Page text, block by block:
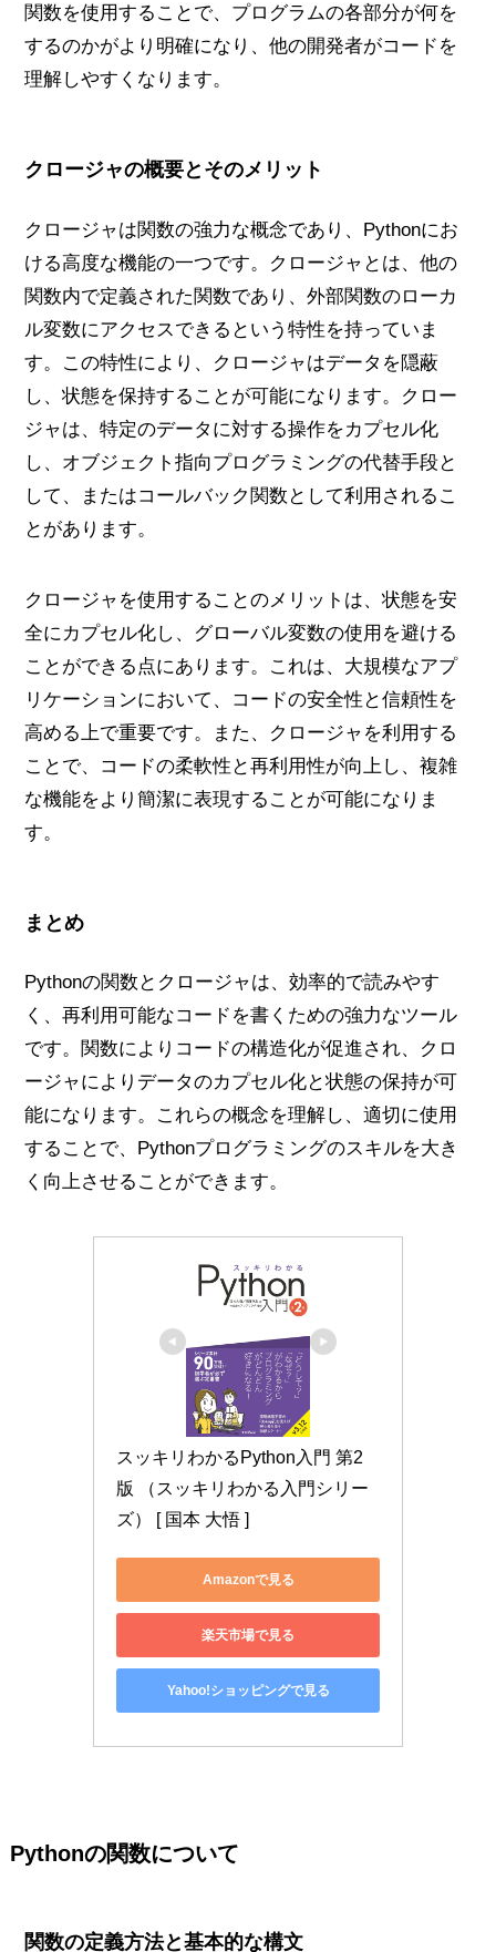
関数を使用することで、プログラムの各部分が何を
するのかがより明確になり、他の開発者がコードを
理解しやすくなります。
クロージャの概要とそのメリット
クロージャは関数の強力な概念であり、Pythonにお
ける高度な機能の一つです。クロージャとは、他の
関数内で定義された関数であり、外部関数のローカ
ル変数にアクセスできるという特性を持っていま
す。この特性により、クロージャはデータを隠蔽
し、状態を保持することが可能になります。クロー
ジャは、特定のデータに対する操作をカプセル化
し、オブジェクト指向プログラミングの代替手段と
して、またはコールバック関数として利用されるこ
とがあります。
クロージャを使用することのメリットは、状態を安
全にカプセル化し、グローバル変数の使用を避ける
ことができる点にあります。これは、大規模なアプ
リケーションにおいて、コードの安全性と信頼性を
高める上で重要です。また、クロージャを利用する
ことで、コードの柔軟性と再利用性が向上し、複雑
な機能をより簡潔に表現することが可能になりま
す。
まとめ
Pythonの関数とクロージャは、効率的で読みやす
く、再利用可能なコードを書くための強力なツール
です。関数によりコードの構造化が促進され、クロ
ージャによりデータのカプセル化と状態の保持が可
能になります。これらの概念を理解し、適切に使用
することで、Pythonプログラミングのスキルを大き
く向上させることができます。
スッキリわかるPython入門 第2
版 （スッキリわかる入門シリー
ズ） [ 国本 大悟 ]
Amazonで見る
楽天市場で見る
Yahoo!ショッピングで見る
Pythonの関数について
関数の定義方法と基本的な構文